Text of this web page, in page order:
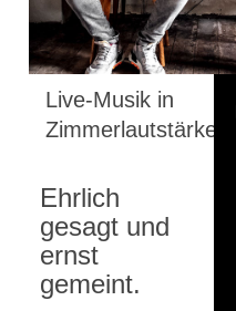
Live-Musik in
Zimmerlautstärke
Ehrlich
gesagt und
ernst
gemeint.